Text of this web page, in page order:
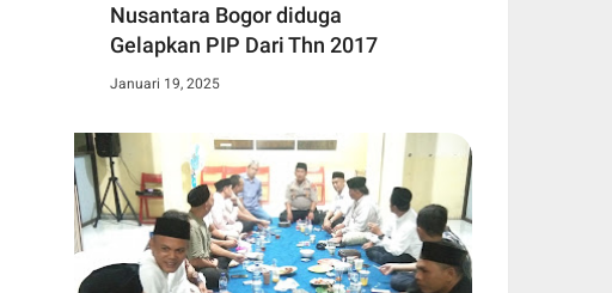
Nusantara Bogor diduga
Gelapkan PIP Dari Thn 2017
Januari 19, 2025